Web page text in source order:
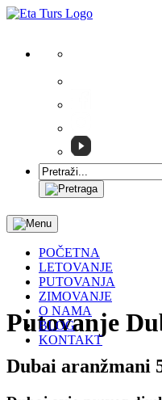
POČETNA
LETOVANJE
PUTOVANJA
ZIMOVANJE
O NAMA
BLOG
KONTAKT
Putovanje
Dubai aranžmani